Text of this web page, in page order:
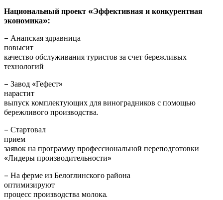
Национальный проект «Эффективная и конкурентная
экономика»:
– Анапская здравница
повысит
качество обслуживания туристов за счет бережливых
технологий
– Завод «Гефест»
нарастит
выпуск комплектующих для виноградников с помощью
бережливого производства.
– Стартовал
прием
заявок на программу профессиональной переподготовки
«Лидеры производительности»
– На ферме из Белоглинского района
оптимизируют
процесс производства молока.